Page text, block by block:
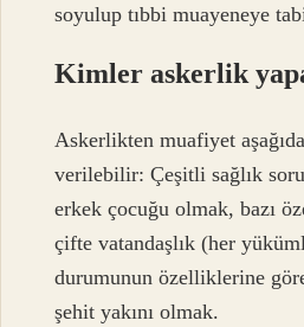
soyulup tıbbi muayeneye
Kimler askerlik
Askerlikten muafiyet
verilebilir: Çeşitli sağlık
erkek çocuğu olmak, bazı
çifte vatandaşlık (her
durumunun özelliklerine
şehit yakını olmak.